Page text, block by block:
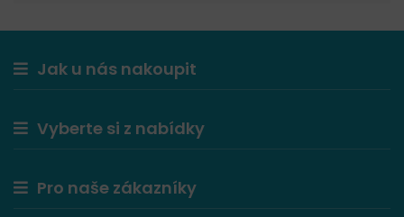
Jak u nás nakoupit
Vyberte si z nabídky
Pro naše zákazníky